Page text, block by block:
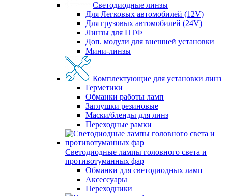
Светодиодные линзы
Для Легковых автомобилей (12V)
Для грузовых автомобилей (24V)
Линзы для ПТФ
Доп. модули для внешней установки
Мини-линзы
Комплектующие для установки линз
Герметики
Обманки работы ламп
Заглушки резиновые
Маски/бленды для линз
Переходные рамки
Светодиодные лампы головного света и
противотуманных фар
Обманки для светодиодных ламп
Аксессуары
Переходники